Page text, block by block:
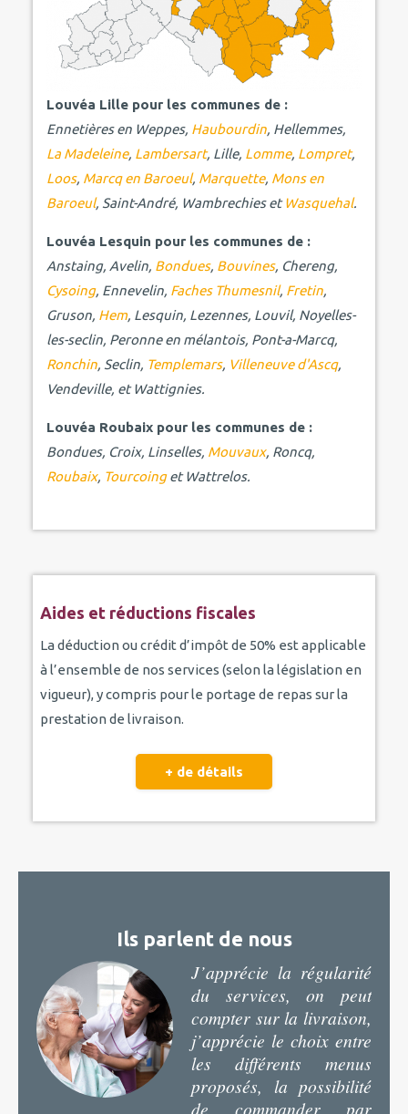
Louvéa Lille pour les communes de :
Ennetières en Weppes, Haubourdin, Hellemmes,
La Madeleine, Lambersart, Lille, Lomme, Lompret,
Loos, Marcq en Baroeul, Marquette, Mons en
Baroeul, Saint-André, Wambrechies etWasquehal.
Louvéa Lesquin pour les communes de :
Anstaing, Avelin, Bondues, Bouvines, Chereng,
Cysoing, Ennevelin, Faches Thumesnil, Fretin,
Gruson, Hem, Lesquin, Lezennes, Louvil, Noyelles-
les-seclin, Peronne en mélantois, Pont-a-Marcq,
Ronchin, Seclin, Templemars, Villeneuve d'Ascq,
Vendeville, et Wattignies.
Louvéa Roubaix pour les communes de :
Bondues, Croix, Linselles, Mouvaux, Roncq,
Roubaix, Tourcoinget Wattrelos.
Aides et réductions fiscales
La déduction ou crédit d’impôt de 50% est applicable
à l’ensemble de nos services (selon la législation en
vigueur), y compris pour le portage de repas sur la
prestation de livraison.
+ de détails
Ils parlent de nous
J’apprécie la régularité
du services, on peut
compter sur la livraison,
j’apprécie le choix entre
les différents menus
proposés, la possibilité
de commander par